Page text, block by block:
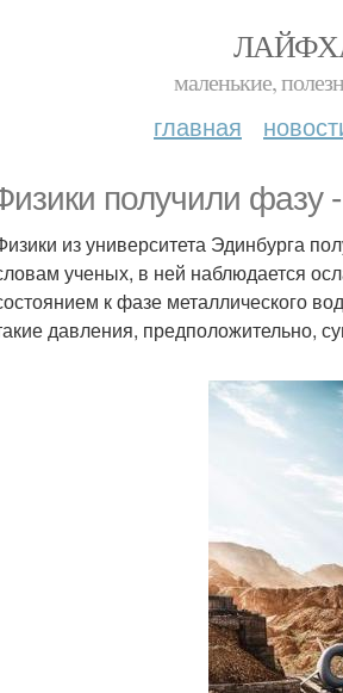
маленькие,
главная
получили фазу
из университета Эдинбурга
ученых, в ней наблюдается
к фазе металлического
давления, предположительно,